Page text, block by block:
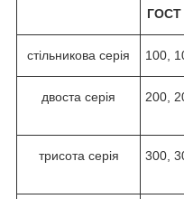
ГОСТ
стільникова серія 100,
двоста серія 200,
трисота серія 300,